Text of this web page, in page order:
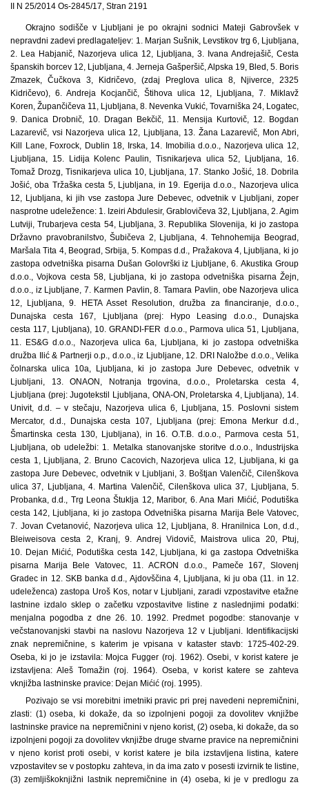
II N 25/2014 Os-2845/17, Stran 2191
Okrajno sodišče v Ljubljani je po okrajni sodnici Mateji Gabrovšek v
nepravdni zadevi predlagateljev: 1. Marjan Sušnik, Levstikov trg 6, Ljubljana,
2. Lea Habjanič, Nazorjeva ulica 12, Ljubljana, 3. Ivana Andrejašič, Cesta
španskih borcev 12, Ljubljana, 4. Jerneja Gašperšič, Alpska 19, Bled, 5. Boris
Zmazek, Čučkova 3, Kidričevo, (zdaj Preglova ulica 8, Njiverce, 2325
Kidričevo), 6. Andreja Kocjančič, Štihova ulica 12, Ljubljana, 7. Miklavž
Koren, Župančičeva 11, Ljubljana, 8. Nevenka Vukić, Tovarniška 24, Logatec,
9. Danica Drobnič, 10. Dragan Bekčič, 11. Mensija Kurtovič, 12. Bogdan
Lazarevič, vsi Nazorjeva ulica 12, Ljubljana, 13. Žana Lazarevič, Mon Abri,
Kill Lane, Foxrock, Dublin 18, Irska, 14. Imobilia d.o.o., Nazorjeva ulica 12,
Ljubljana, 15. Lidija Kolenc Paulin, Tisnikarjeva ulica 52, Ljubljana, 16.
Tomaž Drozg, Tisnikarjeva ulica 10, Ljubljana, 17. Stanko Jošić, 18. Dobrila
Jošić, oba Tržaška cesta 5, Ljubljana, in 19. Egerija d.o.o., Nazorjeva ulica
12, Ljubljana, ki jih vse zastopa Jure Debevec, odvetnik v Ljubljani, zoper
nasprotne udeležence: 1. Izeiri Abdulesir, Grablovičeva 32, Ljubljana, 2. Agim
Lutviji, Trubarjeva cesta 54, Ljubljana, 3. Republika Slovenija, ki jo zastopa
Državno pravobranilstvo, Šubičeva 2, Ljubljana, 4. Tehnohemija Beograd,
Maršala Tita 4, Beograd, Srbija, 5. Kompas d.d., Pražakova 4, Ljubljana, ki jo
zastopa odvetniška pisarna Dušan Golovrški iz Ljubljane, 6. Akustika Group
d.o.o., Vojkova cesta 58, Ljubljana, ki jo zastopa odvetniška pisarna Žejn,
d.o.o., iz Ljubljane, 7. Karmen Pavlin, 8. Tamara Pavlin, obe Nazorjeva ulica
12, Ljubljana, 9. HETA Asset Resolution, družba za financiranje, d.o.o.,
Dunajska cesta 167, Ljubljana (prej: Hypo Leasing d.o.o., Dunajska
cesta 117, Ljubljana), 10. GRANDI-FER d.o.o., Parmova ulica 51, Ljubljana,
11. ES&G d.o.o., Nazorjeva ulica 6a, Ljubljana, ki jo zastopa odvetniška
družba Ilić & Partnerji o.p., d.o.o., iz Ljubljane, 12. DRI Naložbe d.o.o., Velika
čolnarska ulica 10a, Ljubljana, ki jo zastopa Jure Debevec, odvetnik v
Ljubljani, 13. ONAON, Notranja trgovina, d.o.o., Proletarska cesta 4,
Ljubljana (prej: Jugotekstil Ljubljana, ONA-ON, Proletarska 4, Ljubljana), 14.
Univit, d.d. – v stečaju, Nazorjeva ulica 6, Ljubljana, 15. Poslovni sistem
Mercator, d.d., Dunajska cesta 107, Ljubljana (prej: Emona Merkur d.d.,
Šmartinska cesta 130, Ljubljana), in 16. O.T.B. d.o.o., Parmova cesta 51,
Ljubljana, ob udeležbi: 1. Metalka stanovanjske storitve d.o.o., Industrijska
cesta 1, Ljubljana, 2. Bruno Cacovich, Nazorjeva ulica 12, Ljubljana, ki ga
zastopa Jure Debevec, odvetnik v Ljubljani, 3. Boštjan Valenčič, Cilenškova
ulica 37, Ljubljana, 4. Martina Valenčič, Cilenškova ulica 37, Ljubljana, 5.
Probanka, d.d., Trg Leona Štuklja 12, Maribor, 6. Ana Mari Mićić, Podutiška
cesta 142, Ljubljana, ki jo zastopa Odvetniška pisarna Marija Bele Vatovec,
7. Jovan Cvetanović, Nazorjeva ulica 12, Ljubljana, 8. Hranilnica Lon, d.d.,
Bleiweisova cesta 2, Kranj, 9. Andrej Vidovič, Maistrova ulica 20, Ptuj,
10. Dejan Mićić, Podutiška cesta 142, Ljubljana, ki ga zastopa Odvetniška
pisarna Marija Bele Vatovec, 11. ACRON d.o.o., Pameče 167, Slovenj
Gradec in 12. SKB banka d.d., Ajdovščina 4, Ljubljana, ki ju oba (11. in 12.
udeleženca) zastopa Uroš Kos, notar v Ljubljani, zaradi vzpostavitve etažne
lastnine izdalo sklep o začetku vzpostavitve listine z naslednjimi podatki:
menjalna pogodba z dne 26. 10. 1992. Predmet pogodbe: stanovanje v
večstanovanjski stavbi na naslovu Nazorjeva 12 v Ljubljani. Identifikacijski
znak nepremičnine, s katerim je vpisana v kataster stavb: 1725-402-29.
Oseba, ki jo je izstavila: Mojca Fugger (roj. 1962). Osebi, v korist katere je
izstavljena: Aleš Tomažin (roj. 1964). Oseba, v korist katere se zahteva
vknjižba lastninske pravice: Dejan Mićić (roj. 1995).
Pozivajo se vsi morebitni imetniki pravic pri prej navedeni nepremičnini,
zlasti: (1) oseba, ki dokaže, da so izpolnjeni pogoji za dovolitev vknjižbe
lastninske pravice na nepremičnini v njeno korist, (2) oseba, ki dokaže, da so
izpolnjeni pogoji za dovolitev vknjižbe druge stvarne pravice na nepremičnini
v njeno korist proti osebi, v korist katere je bila izstavljena listina, katere
vzpostavitev se v postopku zahteva, in da ima zato v posesti izvirnik te listine,
(3) zemljiškoknjižni lastnik nepremičnine in (4) oseba, ki je v predlogu za